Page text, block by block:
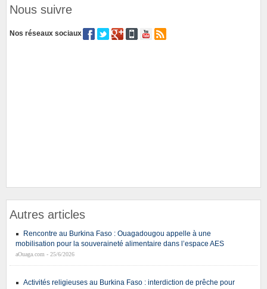
Nous suivre
Nos réseaux sociaux
Autres articles
Rencontre au Burkina Faso : Ouagadougou appelle à une
mobilisation pour la souveraineté alimentaire dans l’espace AES
aOuaga.com - 25/6/2026
Activités religieuses au Burkina Faso : interdiction de prêche pour